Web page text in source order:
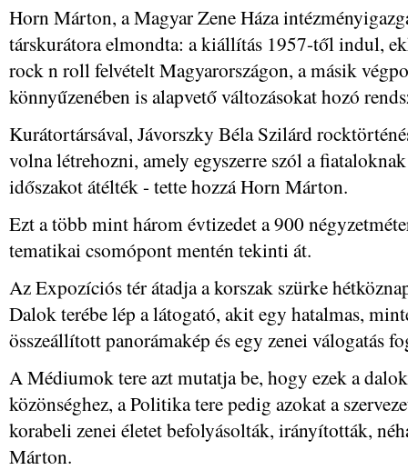
Horn Márton, a Magyar Zene Háza
társkurátora elmondta: a kiállítás 1957-től indul,
rock n roll felvételt Magyarországon, a másik
könnyűzenében is alapvető változásokat hozó
Kurátortársával, Jávorszky Béla Szilárd
volna létrehozni, amely egyszerre szól a
időszakot átélték - tette hozzá Horn Márton.
Ezt a több mint három évtizedet a 900
tematikai csomópont mentén tekinti át.
Az Expozíciós tér átadja a korszak szürke
Dalok terébe lép a látogató, akit egy hatalmas,
összeállított panorámakép és egy zenei válogatás
A Médiumok tere azt mutatja be, hogy ezek a
közönséghez, a Politika tere pedig azokat a
korabeli zenei életet befolyásolták, irányították,
Márton.